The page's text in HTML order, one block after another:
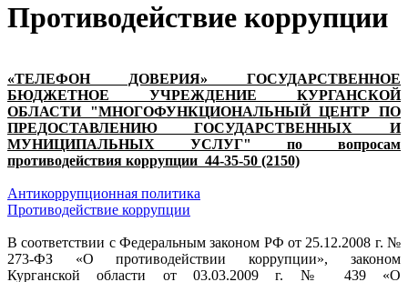
Противодействие коррупции
«ТЕЛЕФОН ДОВЕРИЯ» ГОСУДАРСТВЕННОЕ
БЮДЖЕТНОЕ УЧРЕЖДЕНИЕ КУРГАНСКОЙ
ОБЛАСТИ "МНОГОФУНКЦИОНАЛЬНЫЙ ЦЕНТР ПО
ПРЕДОСТАВЛЕНИЮ ГОСУДАРСТВЕННЫХ И
МУНИЦИПАЛЬНЫХ УСЛУГ" по вопросам
противодействия коррупции 44-35-50 (2150)
Антикоррупционная политика
Противодействие коррупции
В соответствии с Федеральным законом РФ от 25.12.2008 г. №
273-ФЗ «О противодействии коррупции», законом
Курганской области от 03.03.2009 г. № 439 «О